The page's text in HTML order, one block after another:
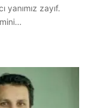
yanımız zayıf.